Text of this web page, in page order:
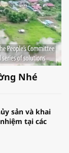
Nhé
sản và khai
tại các